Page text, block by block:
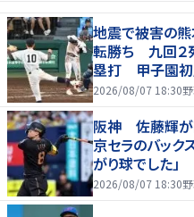
地震で被害の
転勝ち 九回２
塁打 甲子園初
2026/08/07 18:30
阪神 佐藤輝が
京セラのバック
がり球でした」
2026/08/07 18:30